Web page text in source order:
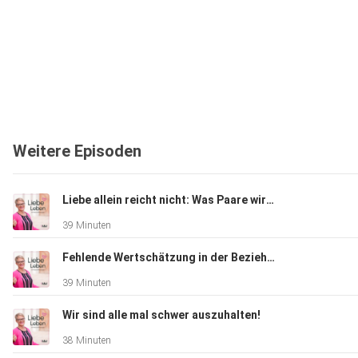
Weitere Episoden
Liebe allein reicht nicht: Was Paare wirklich brauchen
39 Minuten
Fehlende Wertschätzung in der Beziehung
39 Minuten
Wir sind alle mal schwer auszuhalten!
38 Minuten